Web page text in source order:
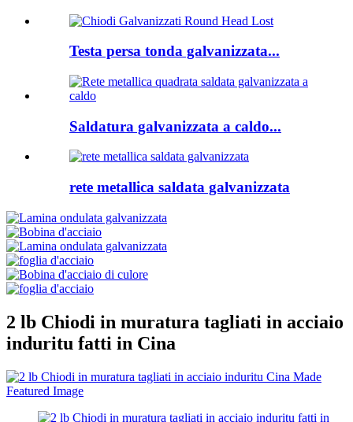
Testa persa tonda galvanizzata...
Saldatura galvanizzata a caldo...
rete metallica saldata galvanizzata
2 lb Chiodi in muratura tagliati in acciaio
induritu fatti in Cina